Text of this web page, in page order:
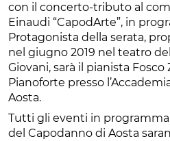
con il concerto-tributo al
Einaudi “CapodArte”, in
Protagonista della serata,
nel giugno 2019 nel teatro
Giovani, sarà il pianista
Pianoforte presso
Aosta.
Tutti gli eventi in
del Capodanno di Aosta